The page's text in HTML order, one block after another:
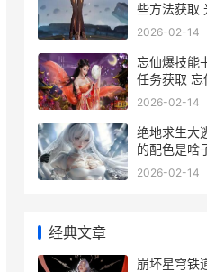
些方法获取
去会怎么样
2026-02-14
忘仙爆技能
任务获取
2026-02-14
绝地求生大
的配色是啥
逃杀单机百
2026-02-14
经典文章
崩坏星穹铁